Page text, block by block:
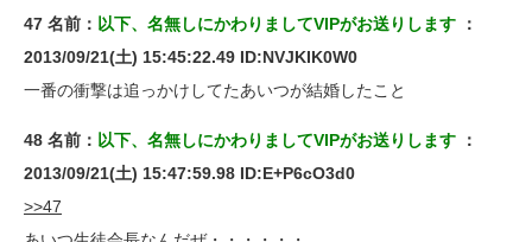
47 名前： 以下、名無しにかわりましてVIPがお送りします ：
2013/09/21(土) 15:45:22.49 ID:NVJKIK0W0
一番の衝撃は追っかけしてたあいつが結婚したこと
48 名前： 以下、名無しにかわりましてVIPがお送りします ：
2013/09/21(土) 15:47:59.98 ID:E+P6cO3d0
>>47